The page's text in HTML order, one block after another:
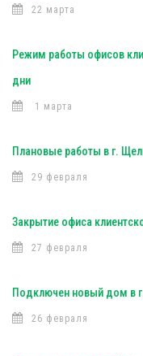
22 марта
Режим работы офисов
дни
1 марта
Плановые работы в г.
29 февраля
Закрытие офиса
27 февраля
Подключен новый дом в
26 февраля